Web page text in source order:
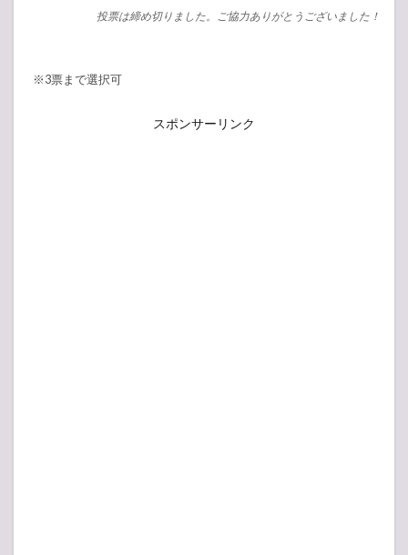
投票は締め切りました。ご協力ありがとうございました！
※3票まで選択可
スポンサーリンク